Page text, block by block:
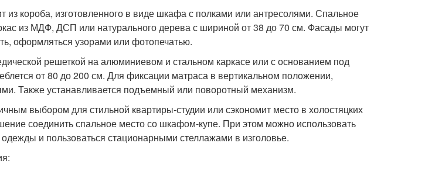
из короба, изготовленного в виде шкафа с полками или антресолями. Спальное
из МДФ, ДСП или натурального дерева с шириной от 38 до 70 см. Фасады могут
оформляться узорами или фотопечатью.
решеткой на алюминиевом и стальном каркасе или с основанием под
от 80 до 200 см. Для фиксации матраса в вертикальном положении,
Также устанавливается подъемный или поворотный механизм.
выбором для стильной квартиры-студии или сэкономит место в холостяцких
соединить спальное место со шкафом-купе. При этом можно использовать
и пользоваться стационарными стеллажами в изголовье.